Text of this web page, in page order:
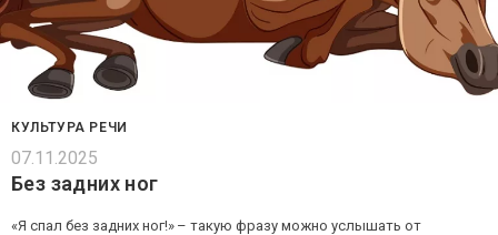
КУЛЬТУРА РЕЧИ
07.11.2025
Без задних ног
«Я спал без задних ног!» – такую фразу можно услышать от